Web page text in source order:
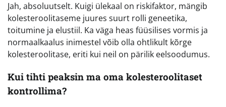
Jah, absoluutselt. Kuigi ülekaal on riskifaktor, mängib
kolesteroolitaseme juures suurt rolli geneetika,
toitumine ja elustiil. Ka väga heas füüsilises vormis ja
normaalkaalus inimestel võib olla ohtlikult kõrge
kolesteroolitase, eriti kui neil on pärilik eelsoodumus.
Kui tihti peaksin ma oma kolesteroolitaset
kontrollima?